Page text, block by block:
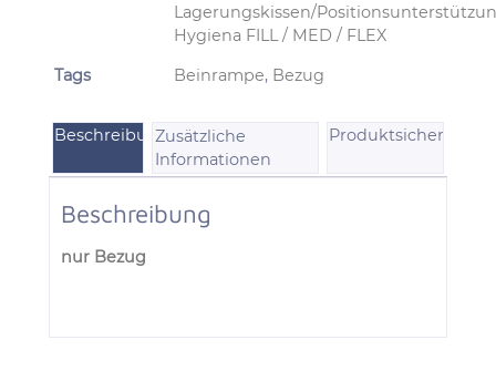
Lagerungskissen/
Hygiena FILL / MED / FLEX
Tags
Beinrampe, Bezug
BeschreibungZusätzliche
Informationen
Produktsicherheit
Beschreibung
nur Bezug